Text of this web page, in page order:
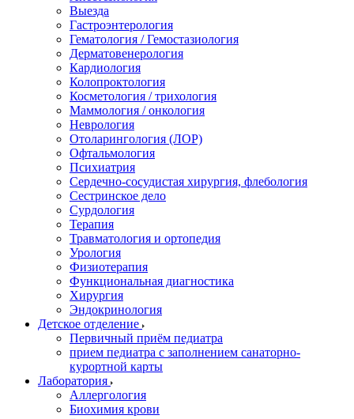
Выезда
Гастроэнтерология
Гематология / Гемостазиология
Дерматовенерология
Кардиология
Колопроктология
Косметология / трихология
Маммология / онкология
Неврология
Отоларингология (ЛОР)
Офтальмология
Психиатрия
Сердечно-сосудистая хирургия, флебология
Сестринское дело
Сурдология
Терапия
Травматология и ортопедия
Урология
Физиотерапия
Функциональная диагностика
Хирургия
Эндокринология
Детское отделение
Первичный приём педиатра
прием педиатра с заполнением санаторно-
курортной карты
Лаборатория
Аллергология
Биохимия крови